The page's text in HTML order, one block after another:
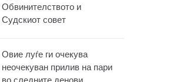
Обвинителството и
Судскиот совет
Овие луѓе ги очекува
неочекуван прилив на пари